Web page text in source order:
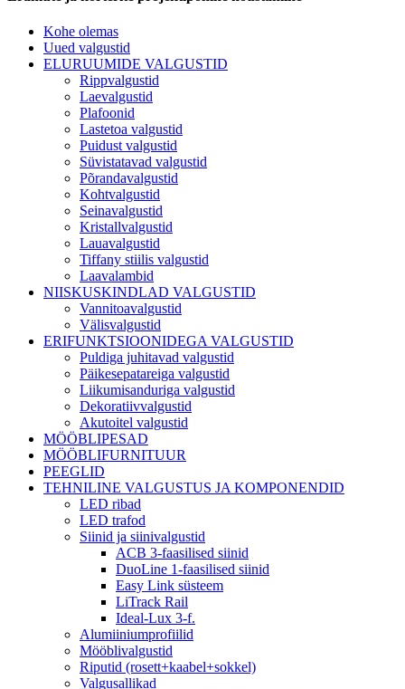
Kohe olemas
Uued valgustid
ELURUUMIDE VALGUSTID
Rippvalgustid
Laevalgustid
Plafoonid
Lastetoa valgustid
Puidust valgustid
Süvistatavad valgustid
Põrandavalgustid
Kohtvalgustid
Seinavalgustid
Kristallvalgustid
Lauavalgustid
Tiffany stiilis valgustid
Laavalambid
NIISKUSKINDLAD VALGUSTID
Vannitoavalgustid
Välisvalgustid
ERIFUNKTSIOONIDEGA VALGUSTID
Puldiga juhitavad valgustid
Päikesepatareiga valgustid
Liikumisanduriga valgustid
Dekoratiivvalgustid
Akutoitel valgustid
MÖÖBLIPESAD
MÖÖBLIFURNITUUR
PEEGLID
TEHNILINE VALGUSTUS JA KOMPONENDID
LED ribad
LED trafod
Siinid ja siinivalgustid
ACB 3-faasilised siinid
DuoLine 1-faasilised siinid
Easy Link süsteem
LiTrack Rail
Ideal-Lux 3-f.
Alumiiniumprofiilid
Mööblivalgustid
Riputid (rosett+kaabel+sokkel)
Valgusallikad